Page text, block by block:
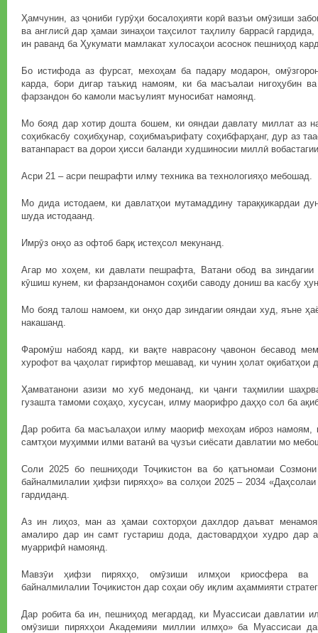
Ҳамчунин, аз ҷониби гурӯҳи босалоҳияти корӣ вазъи омӯзиши
ва англисӣ дар ҳамаи зинаҳои таҳсилот таҳлилу баррасӣ
ин раванд ба Ҳукумати мамлакат хулосаҳои асоснок пешниҳод
Бо истифода аз фурсат, мехоҳам ба падару модарон,
карда, бори дигар таъкид намоям, ки ба масъалаи нигоҳубин
фарзандон бо камоли масъулият муносибат намоянд.
Мо бояд дар хотир дошта бошем, ки ояндаи давлату миллат аз
соҳибкасбу соҳибҳунар, соҳибмаърифату соҳибфарҳанг, дур аз
ватанпараст ва дорои ҳисси баланди худшиносии миллӣ
Асри 21 – асри пешрафти илму техника ва технологияҳо мебошад.
Мо дида истодаем, ки давлатҳои мутамаддину тараққикардаи
шуда истодаанд.
Имрӯз онҳо аз офтоб барқ истеҳсол мекунанд.
Агар мо хоҳем, ки давлати пешрафта, Ватани обод ва
кӯшиш кунем, ки фарзандонамон соҳиби саводу дониш ва касбу
Мо бояд талош намоем, ки онҳо дар зиндагии ояндаи худ, яъне
накашанд.
Фаромӯш набояд кард, ки вақте наврасону ҷавонон бесавод
хурофот ва ҷаҳолат гирифтор мешавад, ки чунин ҳолат оқибатҳои
Ҳамватанони азизи мо хуб медонанд, ки ҷанги таҳмилии
гузашта тамоми соҳаҳо, хусусан, илму маорифро даҳҳо сол ба
Дар робита ба масъалаҳои илму маориф мехоҳам иброз намоям,
самтҳои муҳимми илми ватанӣ ва ҷузъи сиёсати давлатии мо
Соли 2025 бо пешниҳоди Тоҷикистон ва бо қатъномаи
байналмилалии ҳифзи пиряхҳо» ва солҳои 2025 – 2034
гардиданд.
Аз ин лиҳоз, ман аз ҳамаи сохторҳои дахлдор даъват
амалиро дар ин самт густариш дода, дастовардҳои худро дар
муаррифӣ намоянд.
Мавзӯи ҳифзи пиряхҳо, омӯзиши илмҳои криосфера ва
байналмилалии Тоҷикистон дар соҳаи обу иқлим аҳаммияти
Дар робита ба ин, пешниҳод мегардад, ки Муассисаи давлатии
омӯзиши пиряхҳои Академияи миллии илмҳо» ба Муассисаи